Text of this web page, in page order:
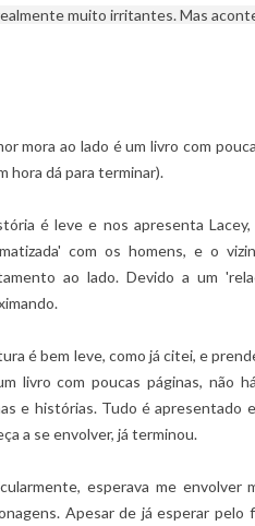
muito irritantes. Mas
mora ao lado é um livro com
hora dá para terminar).
é leve e nos apresenta
com os homens, e o
ao lado. Devido a um
é bem leve, como já citei, e
livro com poucas páginas, não
e histórias. Tudo é apresentado
a se envolver, já terminou.
esperava me
Apesar de já esperar pelo